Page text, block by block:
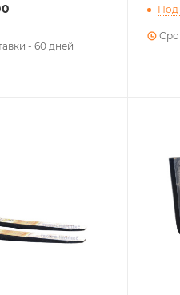
- 60 дней
Под